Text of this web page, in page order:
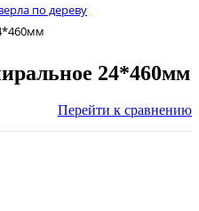
по дереву
24*460мм
Перейти к сравнению